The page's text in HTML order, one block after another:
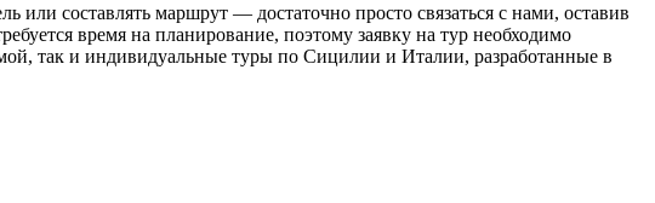
составлять маршрут — достаточно просто связаться с нами, оставив
время на планирование, поэтому заявку на тур необходимо
так и индивидуальные туры по Сицилии и Италии, разработанные в